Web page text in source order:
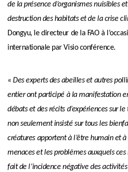
de la présence d’organismes nuisibles
destruction des habitats et de la crise
Dongyu, le directeur de la FAO à
internationale par Visio conférence.
«Des experts des abeilles et autres
entier ont participé à la manifestation
débats et des récits d’expériences sur
non seulement insisté sur tous les
créatures apportent à l’être humain et
menaces et les problèmes auxquels
fait de l’incidence négative des